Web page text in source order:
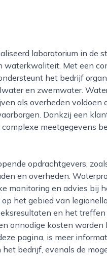
waterkwaliteit. Met een
het bedrijf
en zwemwater.
als overheden
Dankzij een
meetgegevens
en overheden.
monitoring en advies bij
het gebied van
en het
onnodige kosten
pagina, is meer
bedrijf, evenals de